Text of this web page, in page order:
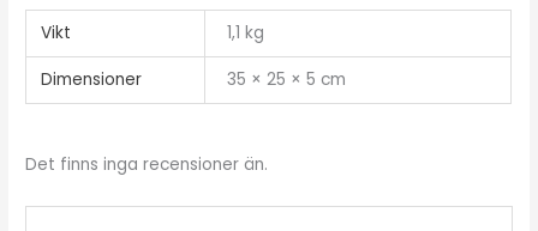
Vikt 1,1 kg
Dimensioner 35 × 25 × 5 cm
Det finns inga recensioner än.